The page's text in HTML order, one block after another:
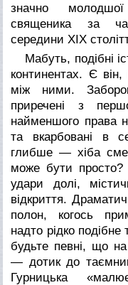
значно молодшої
священика за
середини ХІХ
Мабуть, подібні
континентах. Є
між ними.
приречені з
найменшого права
та вкарбовані в
глибше — хіба
може бути просто?
удари долі,
відкриття.
полон, когось
надто рідко
будьте певні, що
— дотик до
Гурницька